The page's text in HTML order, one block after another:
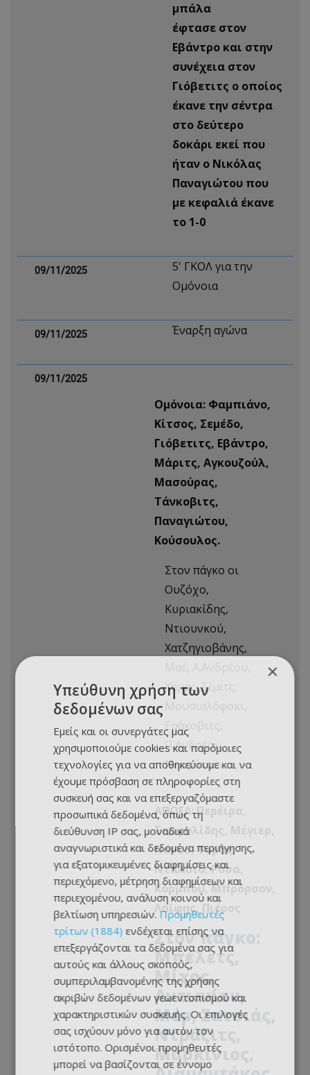
μπάλα
έφτασε στον
Εβάντρο και στην
συνέχεια στον
Γιόβετιτς ο οποίος
έκανε την σέντρα
στο δεύτερο
δοκάρι εκεί που
ήταν ο Νικόλας
Παναγιώτου που
με κεφαλιά έκανε
το 1-0
09/11/2025
5' ΓΚΟΛ για την
Ομόνοια
09/11/2025 Έναρξη αγώνα
09/11/2025
Ομόνοια: Φαμπιάνο,
Κίτσος, Σεμέδο,
Γιόβετιτς, Εβάντρο,
Μάριτς, Αγκουζούλ,
Μασούρας,
Τάνκοβιτς,
Παναγιώτου,
Κούσουλος.
Στον πάγκο οι
Ουζόχο,
Κυριακίδης,
Ντιουνκού,
Χατζηγιοβάνης,
Μαέ, Α.Ανδρέου,
Χαμάς, Σίμιτς,
Μουσιαλόφσκι,
Εράκοβιτς,
Π.Ανδρέου,
Νεοφύτου.
ΑΠΟΕΛ: Περέιρα,
Σταφυλίδης, Μέγιερ,
Νανού, Τομάς,
Ντάλσιο, Ρόσα,
Κόρμπου, Μπρόρσον,
Λαϊφης, Πιέρος
Στον πάγκο:
Μπέλετς,
Μίχος,
Αντωνίου,
Μέρ, Σατσιάς,
Ντράζιτς,
Μαρκίνιος,
×
Υπεύθυνη χρήση των
δεδομένων σας
Εμείς και οι συνεργάτες μας
χρησιμοποιούμε cookies και παρόμοιες
τεχνολογίες για να αποθηκεύουμε και να
έχουμε πρόσβαση σε πληροφορίες στη
συσκευή σας και να επεξεργαζόμαστε
προσωπικά δεδομένα, όπως τη
διεύθυνση IP σας, μοναδικά
αναγνωριστικά και δεδομένα περιήγησης,
για εξατομικευμένες διαφημίσεις και
περιεχόμενο, μέτρηση διαφημίσεων και
περιεχομένου, ανάλυση κοινού και
βελτίωση υπηρεσιών.Προμηθευτές
τρίτων (1884) ενδέχεται επίσης να
επεξεργάζονται τα δεδομένα σας για
αυτούς και άλλους σκοπούς,
συμπεριλαμβανομένης της χρήσης
ακριβών δεδομένων γεωεντοπισμού και
χαρακτηριστικών συσκευής. Οι επιλογές
σας ισχύουν μόνο για αυτόν τον
ιστότοπο. Ορισμένοι προμηθευτές
μπορεί να βασίζονται σε έννομο